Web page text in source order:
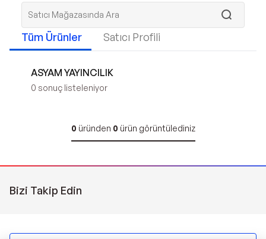
Tüm Ürünler Satıcı Profili
ASYAM YAYINCILIK
0 sonuç listeleniyor
0 üründen 0 ürün görüntülediniz
Bizi Takip Edin